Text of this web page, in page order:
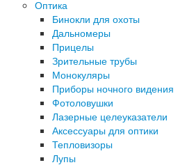
Оптика
Бинокли для охоты
Дальномеры
Прицелы
Зрительные трубы
Монокуляры
Приборы ночного видения
Фотоловушки
Лазерные целеуказатели
Аксессуары для оптики
Тепловизоры
Лупы